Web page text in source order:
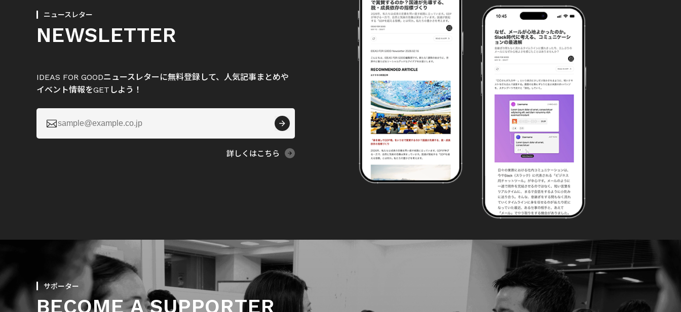
ニュースレター
NEWSLETTER
IDEAS FOR GOODニュースレターに無料登録して、人気記事まとめや
イベント情報をGETしよう！

詳しくはこちら
サポーター
BECOME A SUPPORTER